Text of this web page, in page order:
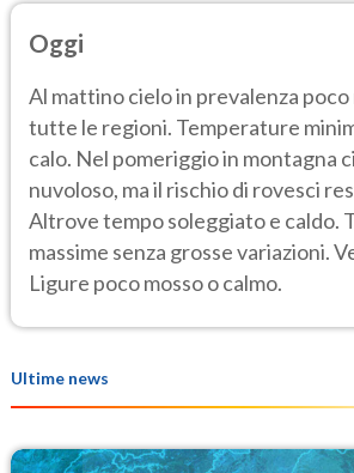
Oggi
Al mattino cielo in prevalenza poco
tutte le regioni. Temperature
calo. Nel pomeriggio in montagna
nuvoloso, ma il rischio di rovesci
Altrove tempo soleggiato e caldo.
massime senza grosse variazioni.
Ligure poco mosso o calmo.
Ultime news